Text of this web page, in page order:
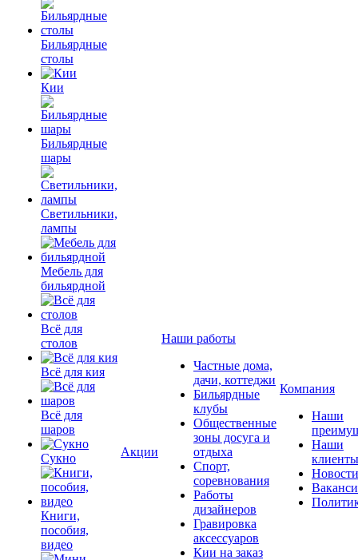
Бильярдные
столы
Кии
Бильярдные
шары
Светильники,
лампы
Мебель для
бильярдной
Всё для
столов
Всё для кия
Всё для
шаров
Сукно
Книги,
пособия,
видео
Акции
Наши работы
Частные дома,
дачи, коттеджи
Бильярдные
клубы
Общественные
зоны досуга и
отдыха
Спорт,
соревнования
Работы
дизайнеров
Гравировка
аксессуаров
Кии на заказ
Компания
Наши
Наши
клиенты
Новости